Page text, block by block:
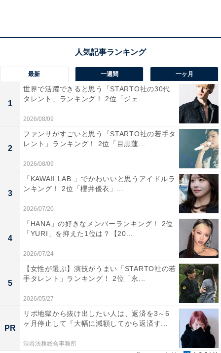
居住者からは「幹線道路へのアクセスが良く、出かける
際には便利で良い。外食もそれなりに充実している。ス
ーパーも近くにあって便利」「田舎だけど名古屋も電車
で40分で行けて近くにイオンやスーパーもあり住みやす
い」「小さな町なのでのんびりとした雰囲気。子育て政
策がわりと充実している」といった意見が寄せられてい
※回答者のコメントは原文ママです
この記事の筆者：坂上 恵
All About ニュースの編集者。オールアバウトに入社後、
SNSトレンドにフォーカスした記事執筆やSEOライティ
ングの経験を経て、のちにAll About ニュースチームのメ
ンバーに参入。現在は旅行・カルチャー・エンタメなど
を中心に企画編集を担当。東京都出身。居酒屋巡りとス
ポーツ観戦が生きがい。
5位までの全ランキング結果を見
最新 一週間 一ヶ月
1
世界で活躍できると思う「STARTO社の30代
タレント」ランキング！ 2位「ジェ...
2026/08/09
2
ファンサがすごいと思う「STARTO社の若手タ
レント」ランキング！ 2位「目黒蓮...
2026/08/09
3
「KAWAII LAB.」でかわいいと思うアイドルラ
ンキング！ 2位「櫻井優衣」...
2026/07/20
4
「HANA」の好きなメンバーランキング！ 2位
「YURI」を抑えた1位は？【20...
2026/07/24
5
【女性が選ぶ】演技がうまい「STARTO社の若
手タレント」ランキング！ 2位「永...
2026/05/27
PR
リボ地獄から抜け出したい人は、返済を3～6
ヶ月停止して『大幅に減額してから返済す...
渋谷法務総合事務所